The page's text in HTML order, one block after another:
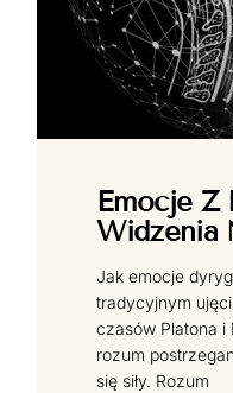
Emocje Z
Widzenia
Jak emocje
tradycyjnym
czasów Platona i
rozum
się siły. Rozum